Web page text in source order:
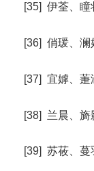
[35] 伊荃、瞳
[36] 俏瑗、澜
[37] 宜嫭、萐
[38] 兰晨、旖
[39] 苏莜、